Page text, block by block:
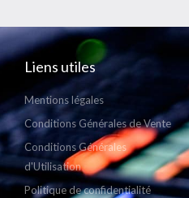
Liens utiles
Mentions légales
Conditions Générales de Vente
Conditions Générales
d'Utilisation
Politique de confidentialité